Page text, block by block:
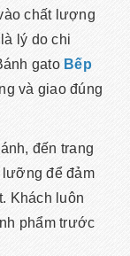
chất lượng
lý do chi
gato Bếp
và giao đúng
đến trang
lưỡng để đảm
Khách luôn
phẩm trước